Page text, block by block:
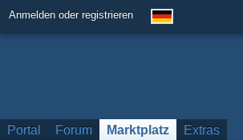
Anmelden oder registrieren
Portal Forum Marktplatz Extras